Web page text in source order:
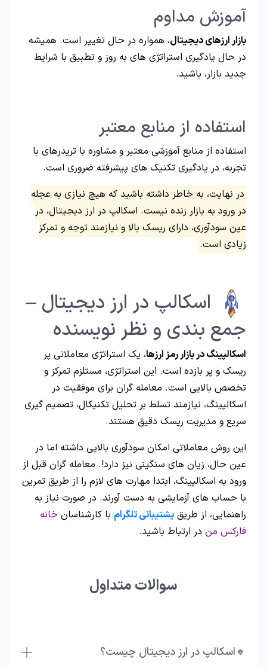
آموزش مداوم
بازار ارزهای دیجیتال، همواره در حال تغییر است. همیشه
در حال یادگیری استراتژی های به روز و تطبیق با شرایط
جدید بازار، باشید.
استفاده از منابع معتبر
استفاده از منابع آموزشی معتبر و مشاوره با تریدرهای با
تجربه، در یادگیری تکنیک های پیشرفته ضروری است.
در نهایت، به خاطر داشته باشید که هیچ نیازی به عجله
در ورود به بازار زنده نیست. اسکالپ در ارز دیجیتال، در
عین سودآوری، دارای ریسک بالا و نیازمند توجه و تمرکز
زیادی است.
اسکالپ در ارز دیجیتال –
جمع بندی و نظر نویسنده
اسکالپینگ در بازار رمز ارزها، یک استراتژی معاملاتی پر
ریسک و پر بازده است. این استراتژی، مستلزم تمرکز و
تخصص بالایی است. معامله گران برای موفقیت در
اسکالپینگ، نیازمند تسلط بر تحلیل تکنیکال، تصمیم گیری
سریع و مدیریت ریسک دقیق هستند.
این روش معاملاتی امکان سودآوری بالایی داشته اما در
عین حال، زیان های سنگینی نیز دارد!. معامله گران قبل از
ورود به اسکالپینگ، ابتدا مهارت های لازم را از طریق تمرین
با حساب های آزمایشی به دست آورند. در صورت نیاز به
راهنمایی، از طریق پشتیبانی تلگرام با کارشناسان خانه
فارکس من در ارتباط باشید.
سوالات متداول
🔸اسکالپ در ارز دیجیتال چیست؟